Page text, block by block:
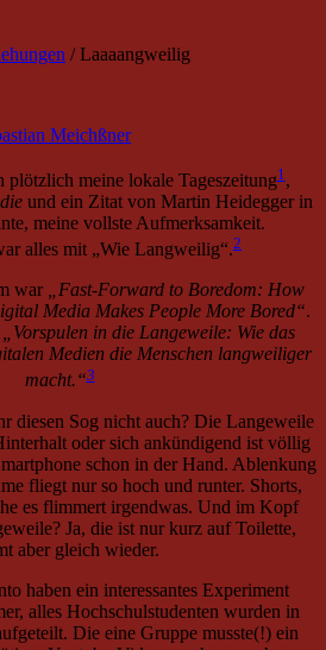
/Laaaangweilig
Meichßner
plötzlich meine lokale Tageszeitung1,
und ein Zitat von Martin Heidegger in
meine vollste Aufmerksamkeit.
alles mit „Wie Langweilig“.2
war „Fast-Forward to Boredom: How
Media Makes People More Bored“.
„Vorspulen in die Langeweile: Wie das
Medien die Menschen langweiliger
macht.“3
diesen Sog nicht auch? Die Langeweile
oder sich ankündigend ist völlig
schon in der Hand. Ablenkung
fliegt nur so hoch und runter. Shorts,
es flimmert irgendwas. Und im Kopf
Ja, die ist nur kurz auf Toilette,
aber gleich wieder.
haben ein interessantes Experiment
alles Hochschulstudenten wurden in
Die eine Gruppe musste(!) ein